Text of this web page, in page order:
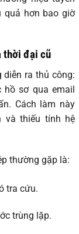
quả hơn bao giờ
thời đại cũ
ra thủ công:
hồ sơ qua email
Cách làm này
và thiếu tính hệ
thường gặp là:
tra cứu.
trùng lặp.